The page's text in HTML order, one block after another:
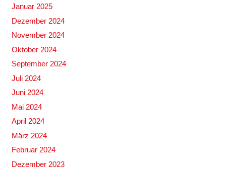
Januar 2025
Dezember 2024
November 2024
Oktober 2024
September 2024
Juli 2024
Juni 2024
Mai 2024
April 2024
März 2024
Februar 2024
Dezember 2023